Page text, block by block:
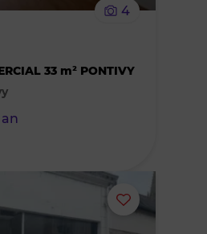
des
4
33 m² PONTIVY
Ajouter